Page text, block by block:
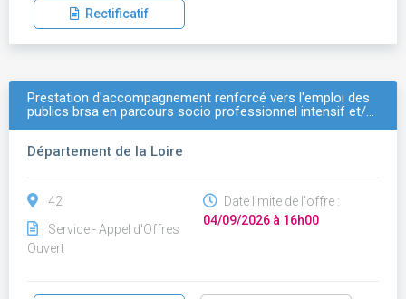
Rectificatif
Prestation d'accompagnement renforcé vers l'emploi des
publics brsa en parcours socio professionnel intensif et/…
Département de la Loire
42
Service - Appel d'Offres
Ouvert
Date limite de l'offre :
04/09/2026 à 16h00